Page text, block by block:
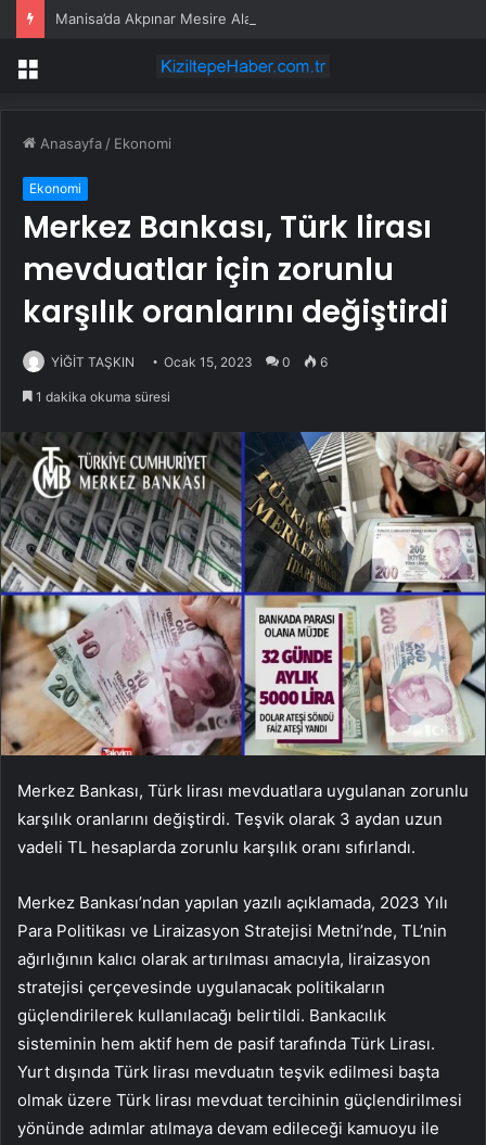
Manisa’da Akpınar Mesire Alanı hizmete açılıyor
Menü
Anasayfa / Ekonomi
Ekonomi
Merkez Bankası, Türk lirası
mevduatlar için zorunlu
karşılık oranlarını değiştirdi
YİĞİT TAŞKIN Ocak 15, 2023 0 6
1 dakika okuma süresi
Merkez Bankası, Türk lirası mevduatlara uygulanan zorunlu
karşılık oranlarını değiştirdi. Teşvik olarak 3 aydan uzun
vadeli TL hesaplarda zorunlu karşılık oranı sıfırlandı.
Merkez Bankası’ndan yapılan yazılı açıklamada, 2023 Yılı
Para Politikası ve Liraizasyon Stratejisi Metni’nde, TL’nin
ağırlığının kalıcı olarak artırılması amacıyla, liraizasyon
stratejisi çerçevesinde uygulanacak politikaların
güçlendirilerek kullanılacağı belirtildi. Bankacılık
sisteminin hem aktif hem de pasif tarafında Türk Lirası.
Yurt dışında Türk lirası mevduatın teşvik edilmesi başta
olmak üzere Türk lirası mevduat tercihinin güçlendirilmesi
yönünde adımlar atılmaya devam edileceği kamuoyu ile